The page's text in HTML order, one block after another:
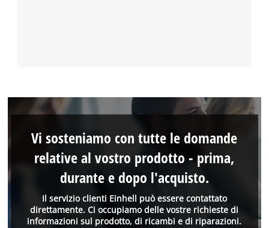
Il servizio clienti Einhell può essere contattato
direttamente. Ci occupiamo delle vostre richieste di
informazioni sul prodotto, di ricambi e di riparazioni.
Vi sosteniamo con tutte le domande
relative al vostro prodotto - prima,
durante e dopo l'acquisto.